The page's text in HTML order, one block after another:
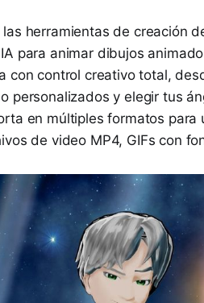
las herramientas de creación
para animar dibujos
con control creativo total,
personalizados y elegir tus
en múltiples formatos
de video MP4, GIFs con